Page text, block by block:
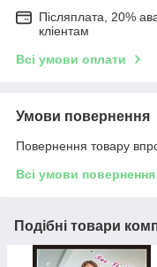
Післяплата, 20%
кліентам
Всі умови оплати
Умови повернення
Повернення товару
Всі умови повернення
Подібні товари